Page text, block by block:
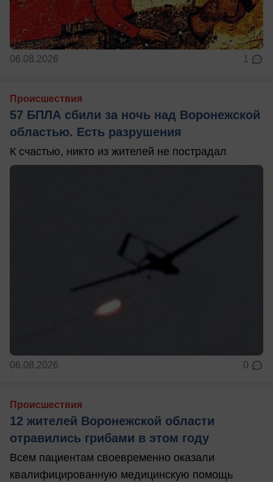
06.08.2026 1
Происшествия
57 БПЛА сбили за ночь над Воронежской
областью. Есть разрушения
К счастью, никто из жителей не пострадал
06.08.2026 0
Происшествия
12 жителей Воронежской области
отравились грибами в этом году
Всем пациентам своевременно оказали
квалифицированную медицинскую помощь